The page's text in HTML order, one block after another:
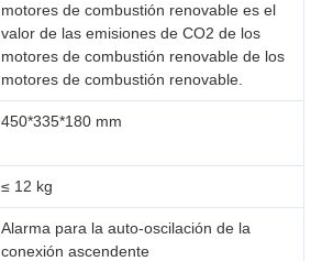
motores de combustión renovable es el
valor de las emisiones de CO2 de los
motores de combustión renovable de los
motores de combustión renovable.
450*335*180 mm
≤ 12 kg
Alarma para la auto-oscilación de la
conexión ascendente